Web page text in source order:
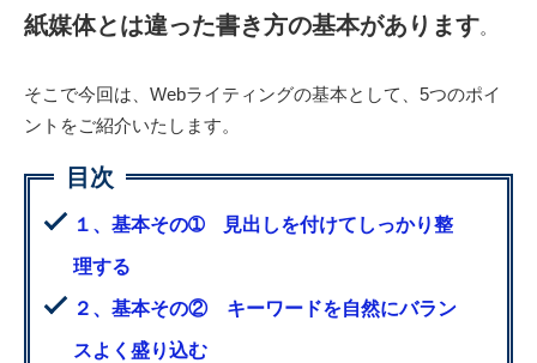
紙媒体とは違った書き方の基本があります。
そこで今回は、Webライティングの基本として、5つのポイ
ントをご紹介いたします。
１、基本その➀ 見出しを付けてしっかり整
理する
２、基本その② キーワードを自然にバラン
スよく盛り込む